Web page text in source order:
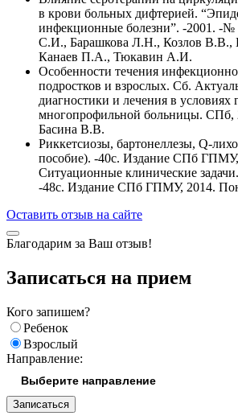
в крови больных дифтерией.
инфекционные болезни”. -2001. -№
С.И., Барашкова Л.Н., Козлов В.В.,
Канаев П.А., Тюкавин А.И.
Особенности течения
подростков и взрослых. Сб.
диагностики и лечения в условиях
многопрофильной больницы. СПб,
Басина В.В.
Риккетсиозы, бартонеллезы, Q-
пособие). -40с. Издание СПб
Ситуационные клинические
-48с. Издание СПб ГПМУ, 2014.
Оставить отзыв на сайте
Благодарим за Ваш отзыв!
Записаться на прием
Кого запишем?
Ребенок
Взрослый
Направление:
Записаться